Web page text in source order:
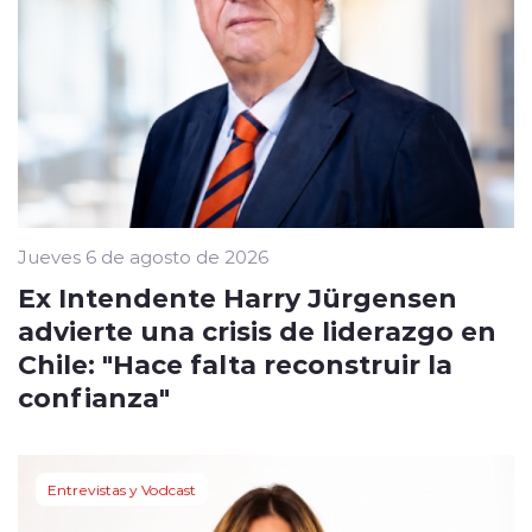
Jueves 6 de agosto de 2026
Ex Intendente Harry Jürgensen
advierte una crisis de liderazgo en
Chile: "Hace falta reconstruir la
confianza"
Entrevistas y Vodcast